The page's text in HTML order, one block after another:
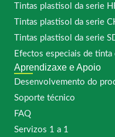
Tintas plastisol da serie
Tintas plastisol da serie
Tintas plastisol da serie
Efectos especiais de tinta
Aprendizaxe e Apoio
Desenvolvemento do
Soporte técnico
FAQ
Servizos 1 a 1